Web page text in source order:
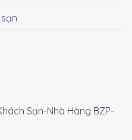
Sạn-Nhà Hàng BZP-